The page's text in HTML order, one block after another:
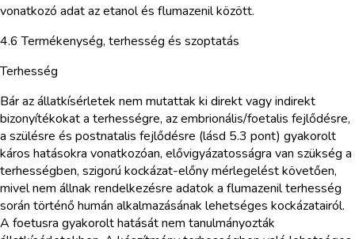
vonatkozó adat az etanol és flumazenil között.
4.6 Termékenység, terhesség és szoptatás
Terhesség
Bár az állatkísérletek nem mutattak ki direkt vagy indirekt
bizonyítékokat a terhességre, az embrionális/foetalis fejlődésre,
a szülésre és postnatalis fejlődésre (lásd 5.3 pont) gyakorolt
káros hatásokra vonatkozóan, elővigyázatosságra van szükség a
terhességben, szigorú kockázat-előny mérlegelést követően,
mivel nem állnak rendelkezésre adatok a flumazenil terhesség
során történő humán alkalmazásának lehetséges kockázatairól.
A foetusra gyakorolt hatását nem tanulmányozták